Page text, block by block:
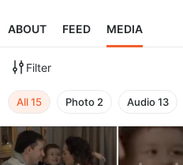
ABOUT FEED MEDIA
Filter
All15 Photo 2 Audio13